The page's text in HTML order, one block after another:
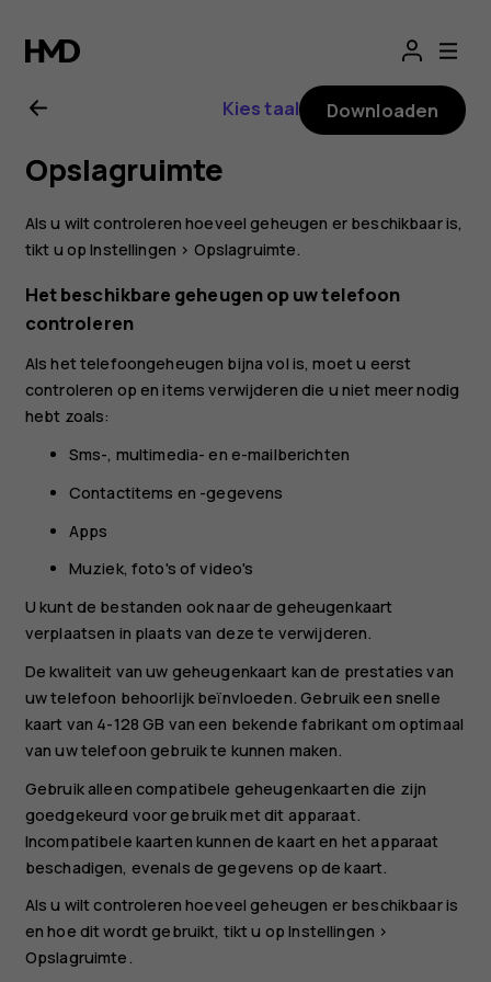
voor
Nokia
2.1
Kies taal Downloaden
Opslagruimte
Als u wilt controleren hoeveel geheugen er beschikbaar is,
tikt u opInstellingen > Opslagruimte.
Het beschikbare geheugen op uw telefoon
controleren
Als het telefoongeheugen bijna vol is, moet u eerst
controleren op en items verwijderen die u niet meer nodig
hebt zoals:
Sms-, multimedia- en e-mailberichten
Contactitems en -gegevens
Apps
Muziek, foto's of video's
U kunt de bestanden ook naar de geheugenkaart
verplaatsen in plaats van deze te verwijderen.
De kwaliteit van uw geheugenkaart kan de prestaties van
uw telefoon behoorlijk beïnvloeden. Gebruik een snelle
kaart van 4-128 GB van een bekende fabrikant om optimaal
van uw telefoon gebruik te kunnen maken.
Gebruik alleen compatibele geheugenkaarten die zijn
goedgekeurd voor gebruik met dit apparaat.
Incompatibele kaarten kunnen de kaart en het apparaat
beschadigen, evenals de gegevens op de kaart.
Als u wilt controleren hoeveel geheugen er beschikbaar is
en hoe dit wordt gebruikt, tikt u opInstellingen >
Opslagruimte.